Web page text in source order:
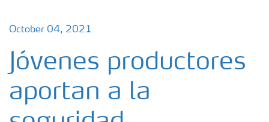
October 04, 2021
Jóvenes productores
aportan a la